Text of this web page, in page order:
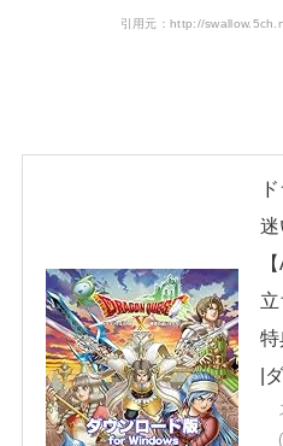
引用元：http://
|